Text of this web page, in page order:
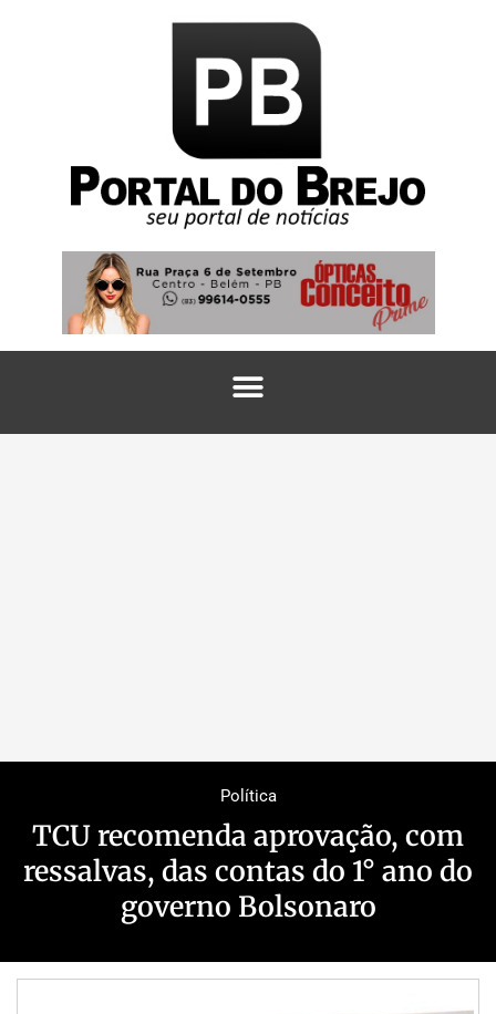
Política
TCU recomenda aprovação, com
ressalvas, das contas do 1° ano do
governo Bolsonaro